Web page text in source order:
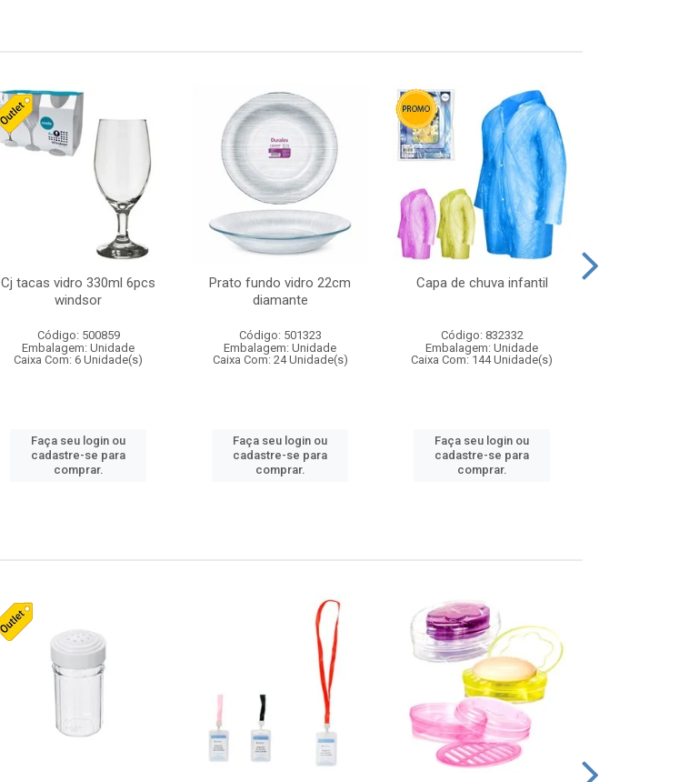
Cj tacas vidro 330ml 6pcs
windsor
Código: 500859
Embalagem: Unidade
Caixa Com: 6 Unidade(s)
Faça seu login ou
cadastre-se para
comprar.
Prato fundo vidro 22cm
diamante
Código: 501323
Embalagem: Unidade
Caixa Com: 24 Unidade(s)
Faça seu login ou
cadastre-se para
comprar.
Capa de chuva infantil
Código: 832332
Embalagem: Unidade
Caixa Com: 144 Unidade(s)
Faça seu login ou
cadastre-se para
comprar.